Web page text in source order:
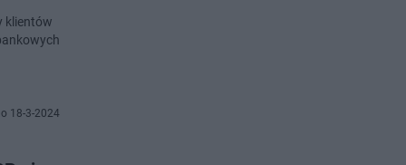
klientów
18-3-2024